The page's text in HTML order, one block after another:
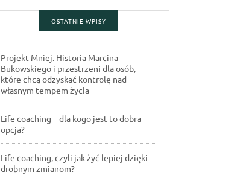
OSTATNIE WPISY
Projekt Mniej. Historia Marcina
Bukowskiego i przestrzeni dla osób,
które chcą odzyskać kontrolę nad
własnym tempem życia
Life coaching – dla kogo jest to dobra
opcja?
Life coaching, czyli jak żyć lepiej dzięki
drobnym zmianom?